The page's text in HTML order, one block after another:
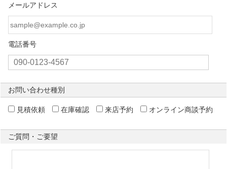
メールアドレス
電話番号
お問い合わせ種別
見積依頼 在庫確認 来店予約 オンライン商談予約
ご質問・ご要望